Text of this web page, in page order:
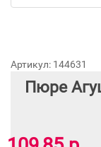
Артикул: 144631
Пюре